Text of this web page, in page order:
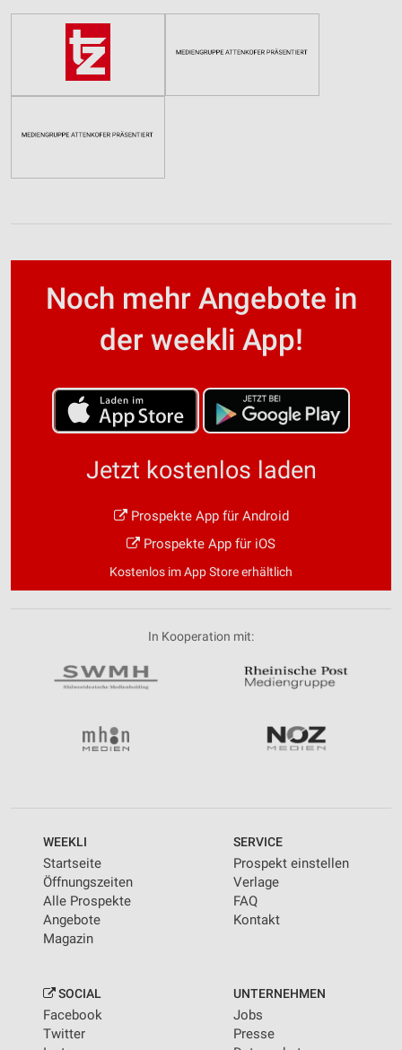
Noch mehr Angebote in
der weekli App!
Jetzt kostenlos laden
Prospekte App für Android
Prospekte App für iOS
Kostenlos im App Store erhältlich
In Kooperation mit:
WEEKLI
Startseite
Öffnungszeiten
Alle Prospekte
Angebote
Magazin
SERVICE
Prospekt einstellen
Verlage
FAQ
Kontakt
SOCIAL
Facebook
Twitter
UNTERNEHMEN
Jobs
Presse